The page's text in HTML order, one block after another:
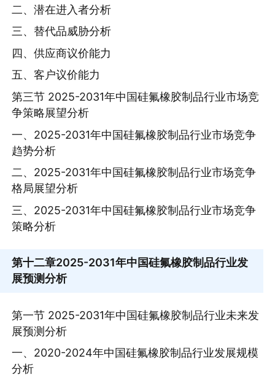
二、潜在进入者分析
三、替代品威胁分析
四、供应商议价能力
五、客户议价能力
第三节 2025-2031年中国硅氟橡胶制品行业市场竞
争策略展望分析
一、2025-2031年中国硅氟橡胶制品行业市场竞争
趋势分析
二、2025-2031年中国硅氟橡胶制品行业市场竞争
格局展望分析
三、2025-2031年中国硅氟橡胶制品行业市场竞争
策略分析
第十二章2025-2031年中国硅氟橡胶制品行业发
展预测分析
第一节 2025-2031年中国硅氟橡胶制品行业未来发
展预测分析
一、2020-2024年中国硅氟橡胶制品行业发展规模
分析